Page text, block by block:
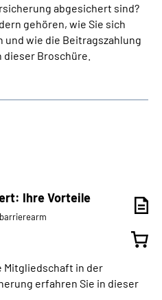
abgesichert sind?
gehören, wie Sie sich
wie die Beitragszahlung
Broschüre.
Ihre Vorteile
Mitgliedschaft in der
erfahren Sie in dieser